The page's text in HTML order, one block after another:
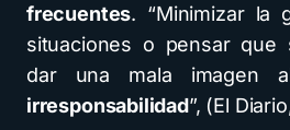
frecuentes. “Minimizar la
situaciones o pensar que
dar una mala imagen
irresponsabilidad”, (El